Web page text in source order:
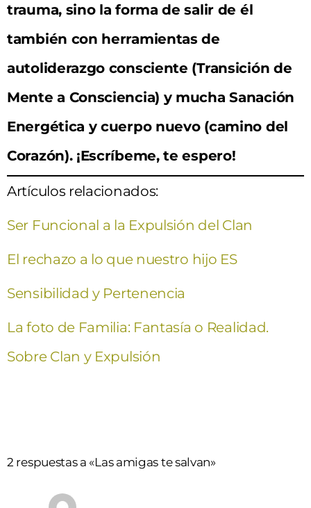
trauma, sino la forma de salir de él
también con herramientas de
autoliderazgo consciente (Transición de
Mente a Consciencia) y mucha Sanación
Energética y cuerpo nuevo (camino del
Corazón). ¡Escríbeme, te espero!
Artículos relacionados:
Ser Funcional a la Expulsión del Clan
El rechazo a lo que nuestro hijo ES
Sensibilidad y Pertenencia
La foto de Familia: Fantasía o Realidad.
Sobre Clan y Expulsión
2 respuestas a «Las amigas te salvan»